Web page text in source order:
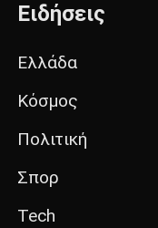
Ειδήσεις
Ελλάδα
Κόσμος
Πολιτική
Σπορ
Tech